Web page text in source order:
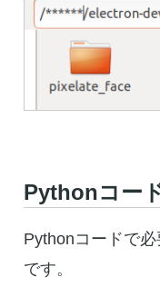
Pythonコー
Pythonコードで
です。